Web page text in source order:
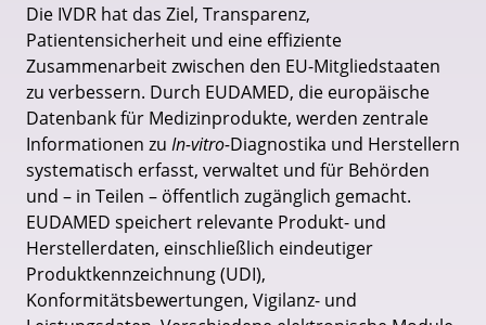
Die IVDR hat das Ziel, Transparenz,
Patientensicherheit und eine effiziente
Zusammenarbeit zwischen den EU-Mitgliedstaaten
zu verbessern. Durch EUDAMED, die europäische
Datenbank für Medizinprodukte, werden zentrale
Informationen zu In-vitro-Diagnostika und Herstellern
systematisch erfasst, verwaltet und für Behörden
und – in Teilen – öffentlich zugänglich gemacht.
EUDAMED speichert relevante Produkt- und
Herstellerdaten, einschließlich eindeutiger
Produktkennzeichnung (UDI),
Konformitätsbewertungen, Vigilanz- und